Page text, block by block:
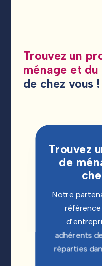
Trouvez un
ménage et
de chez vous !
Trouvez
de
Notre
référence
adhérents
réparties